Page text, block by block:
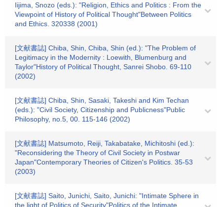
Iijima, Snozo (eds.): "Religion, Ethics and Politics : From the
Viewpoint of History of Political Thought"Between Politics
and Ethics. 320338 (2001)
[文献書誌] Chiba, Shin, Chiba, Shin (ed.): "The Problem of
Legitimacy in the Modernity : Loewith, Blumenburg and
Taylor"History of Political Thought, Sanrei Shobo. 69-110
(2002)
[文献書誌] Chiba, Shin, Sasaki, Takeshi and Kim Techan
(eds.): "Civil Society, Citizenship and Publicness"Public
Philosophy, no.5, 00. 115-146 (2002)
[文献書誌] Matsumoto, Reiji, Takabatake, Michitoshi (ed.):
"Reconsidering the Theory of Civil Society in Postwar
Japan"Contemporary Theories of Citizen's Politics. 35-53
(2003)
[文献書誌] Saito, Junichi, Saito, Junichi: "Intimate Sphere in
the light of Politics of Security"Politics of the Intimate